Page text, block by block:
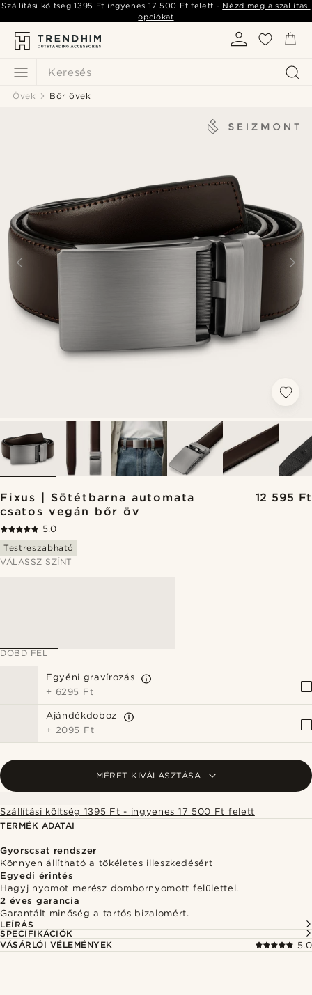
Keresés
Szállítási költség1395 Ft ingyenes 17 500 Ft felett - Nézd meg a szállítási
opciókat
Övek Bőr övek
Fixus | Sötétbarna automata
csatos vegán bőr öv
12 595 Ft
5.0
Testreszabható
VÁLASSZ SZÍNT
DOBD FEL
Egyéni gravírozás
+ 6295 Ft
Ajándékdoboz
+ 2095 Ft
MÉRET KIVÁLASZTÁSA
Szállítási költség 1395 Ft - ingyenes 17 500 Ft felett
TERMÉK ADATAI
Gyorscsat rendszer
Könnyen állítható a tökéletes illeszkedésért
Egyedi érintés
Hagyj nyomot merész dombornyomott felülettel.
2 éves garancia
Garantált minőség a tartós bizalomért.
LEÍRÁS
SPECIFIKÁCIÓK
VÁSÁRLÓI VÉLEMÉNYEK
5.0